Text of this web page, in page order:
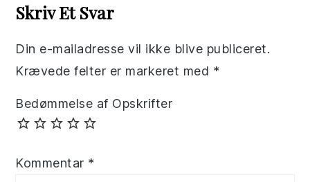
Interactions
Skriv Et Svar
Din e-mailadresse vil ikke blive publiceret.
Krævede felter er markeret med *
Bedømmelse af Opskrifter
Kommentar *